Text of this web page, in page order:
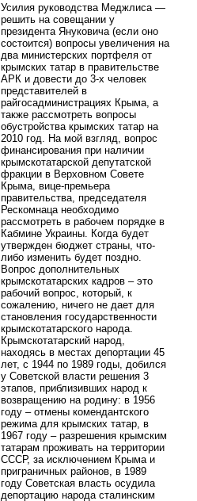
Усилия руководства Меджлиса —
решить на совещании у
президента Януковича (если оно
состоится) вопросы увеличения на
два министерских портфеля от
крымских татар в правительстве
АРК и довести до 3-х человек
представителей в
райгосадминистрациях Крыма, а
также рассмотреть вопросы
обустройства крымских татар на
2010 год. На мой взгляд, вопрос
финансирования при наличии
крымскотатарской депутатской
фракции в Верховном Совете
Крыма, вице-премьера
правительства, председателя
Рескомнаца необходимо
рассмотреть в рабочем порядке в
Кабмине Украины. Когда будет
утвержден бюджет страны, что-
либо изменить будет поздно.
Вопрос дополнительных
крымскотатарских кадров – это
рабочий вопрос, который, к
сожалению, ничего не дает для
становления государственности
крымскотатарского народа.
Крымскотатарский народ,
находясь в местах депортации 45
лет, с 1944 по 1989 годы, добился
у Советской власти решения 3
этапов, приблизивших народ к
возвращению на родину: в 1956
году – отмены комендантского
режима для крымских татар, в
1967 году – разрешения крымским
татарам проживать на территории
СССР, за исключением Крыма и
приграничных районов, в 1989
году Советская власть осудила
депортацию народа сталинским